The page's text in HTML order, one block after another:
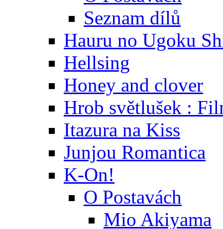
Seznam dílů
Hauru no Ugoku
Hellsing
Honey and clover
Hrob světlušek :
Itazura na Kiss
Junjou Romantica
K-On!
O Postavách
Mio Akiyama